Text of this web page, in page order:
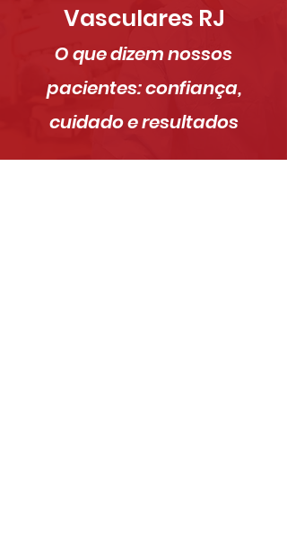
Vasculares RJ
O que dizem nossos
pacientes: confiança,
cuidado e resultados